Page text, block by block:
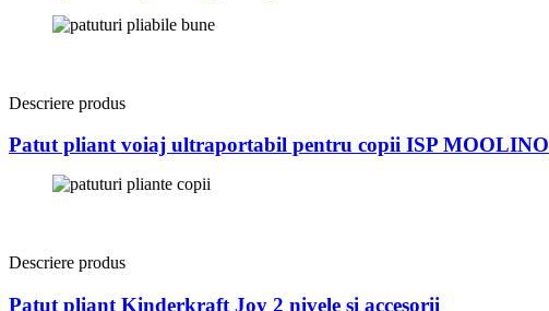
Descriere produs
Patut pliant voiaj ultraportabil pentru copii ISP MOOLINO
Descriere produs
Patut pliant Kinderkraft Joy 2 nivele si accesorii